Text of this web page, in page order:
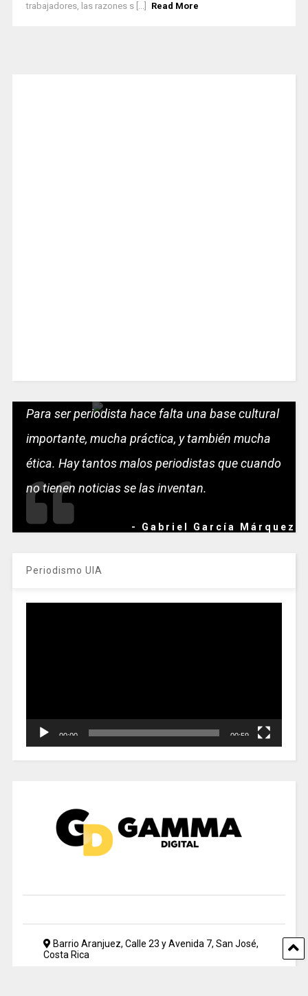
trabajadores, las razones s [...]
Read More
Para ser periodista hace falta una base cultural
importante, mucha práctica, y también mucha
ética. Hay tantos malos periodistas que cuando
no tienen noticias se las inventan.
- Gabriel García Márquez
Periodismo UIA
00:00 00:59
Barrio Aranjuez, Calle 23 y Avenida 7, San José,
Costa Rica